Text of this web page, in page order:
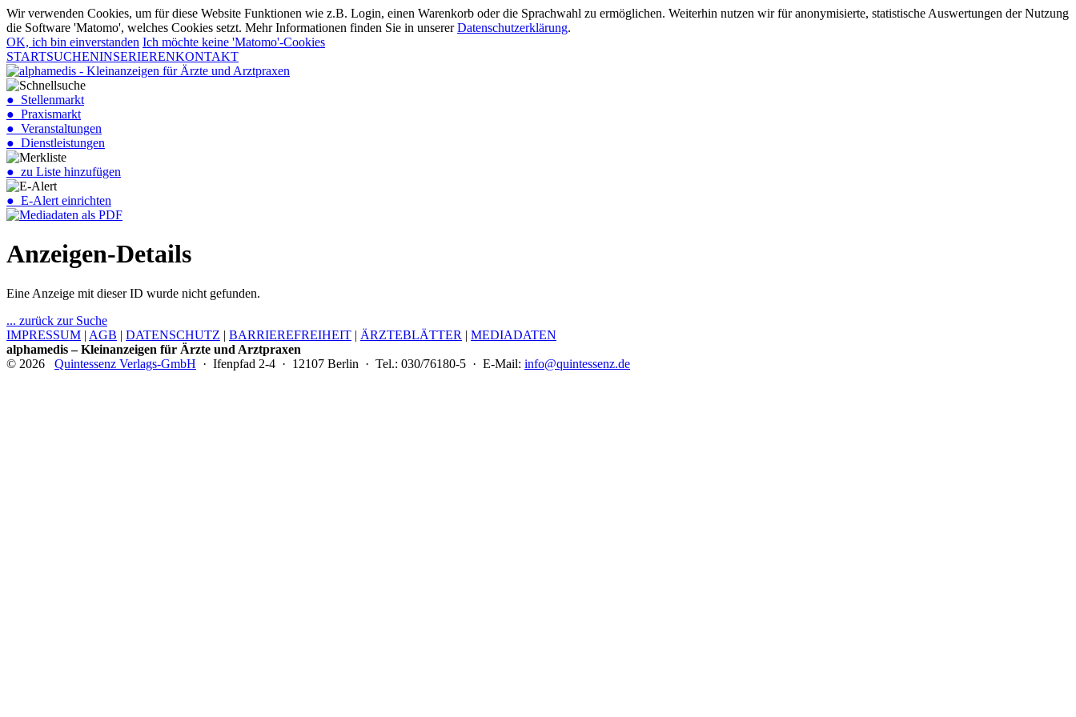
Wir verwenden Cookies, um für diese Website Funktionen wie z.B. Login, einen Warenkorb oder die Sprachwahl zu ermöglichen. Weiterhin nutzen wir für anonymisierte, statistische Auswertungen der Nutzung
die Software 'Matomo', welches Cookies setzt. Mehr Informationen finden Sie in unsererDatenschutzerklärung.
OK, ich bin einverstanden Ich möchte keine 'Matomo'-Cookies
STARTSUCHENINSERIERENKONTAKT
● Stellenmarkt
● Praxismarkt
● Veranstaltungen
● Dienstleistungen
● zu Liste hinzufügen
● E-Alert einrichten
Anzeigen-Details
Eine Anzeige mit dieser ID wurde nicht gefunden.
... zurück zur Suche
IMPRESSUM | AGB | DATENSCHUTZ | BARRIEREFREIHEIT | ÄRZTEBLÄTTER | MEDIADATEN
alphamedis – Kleinanzeigen für Ärzte und Arztpraxen
© 2026 Quintessenz Verlags-GmbH · Ifenpfad 2-4 · 12107 Berlin · Tel.: 030/76180-5 · E-Mail: info@quintessenz.de